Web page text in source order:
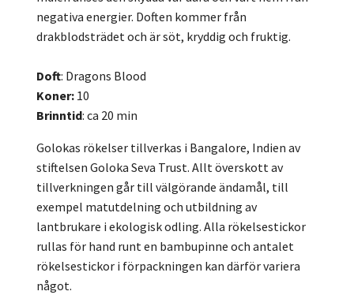
negativa energier. Doften kommer från
drakblodsträdet och är söt, kryddig och fruktig.
Doft: Dragons Blood
Koner: 10
Brinntid: ca 20 min
Golokas rökelser tillverkas i Bangalore, Indien av
stiftelsen Goloka Seva Trust. Allt överskott av
tillverkningen går till välgörande ändamål, till
exempel matutdelning och utbildning av
lantbrukare i ekologisk odling. Alla rökelsestickor
rullas för hand runt en bambupinne och antalet
rökelsestickor i förpackningen kan därför variera
något.